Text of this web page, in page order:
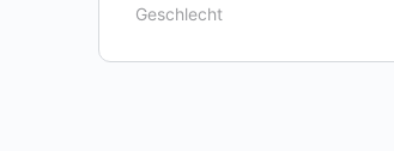
Geschlecht